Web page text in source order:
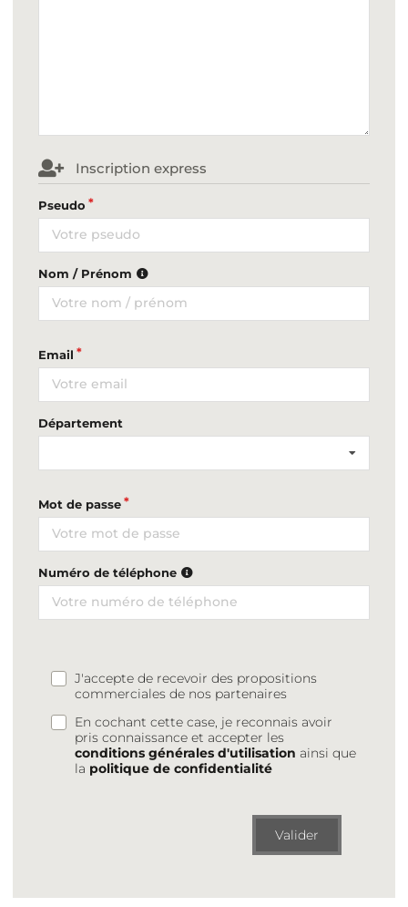
Inscription express
Pseudo
Nom / Prénom
Email
Département
Mot de passe
Numéro de téléphone
J'accepte de recevoir des propositions
commerciales de nos partenaires
En cochant cette case, je reconnais avoir
pris connaissance et accepter les
conditions générales d'utilisation ainsi que
la politique de confidentialité
Valider